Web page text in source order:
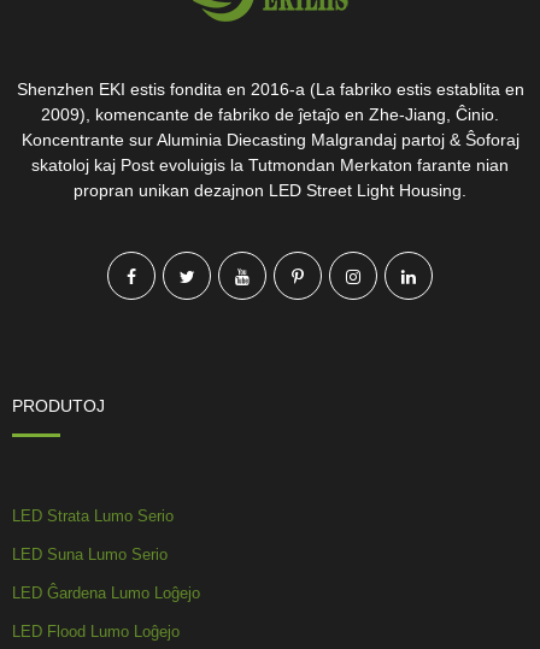
Shenzhen EKI estis fondita en 2016-a (La fabriko estis establita en
2009), komencante de fabriko de ĵetaĵo en Zhe-Jiang, Ĉinio.
Koncentrante sur Aluminia Diecasting Malgrandaj partoj & Ŝoforaj
skatoloj kaj Post evoluigis la Tutmondan Merkaton farante nian
propran unikan dezajnon LED Street Light Housing.
PRODUTOJ
LED Strata Lumo Serio
LED Suna Lumo Serio
LED Ĝardena Lumo Loĝejo
LED Flood Lumo Loĝejo